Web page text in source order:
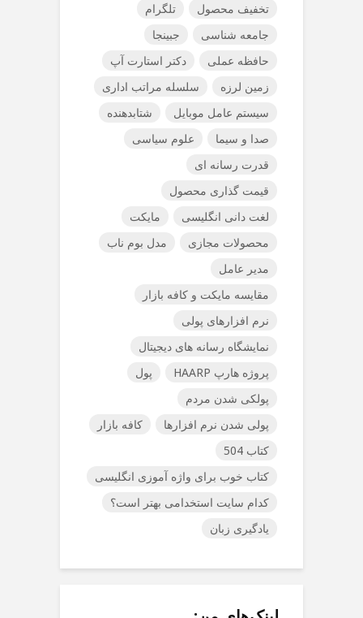
تخفیف محصول
تلگرام
جامعه شناسی
جبینجا
حافظه عملی
دکتر استارت آپ
زمین لرزه
سلسله مراتب اداری
سیستم عامل موبایل
شتابدهنده
صدا و سیما
علوم سیاسی
قدرت رسانه ای
قیمت گذاری محصول
لغت دانی انگلیسی
مایکت
محصولات مجازی
مدل بوم ناب
مدیر عامل
مقایسه مایکت و کافه بازار
نرم افزارهای پولی
نمایشگاه رسانه های دیجیتال
پروژه هارپ HAARP
پول
پولکی شدن مردم
پولی شدن نرم افزارها
کافه بازار
کتاب 504
کتاب خوب برای واژه آموزی انگلیسی
کدام سایت استخدامی بهتر است؟
یادگیری زبان